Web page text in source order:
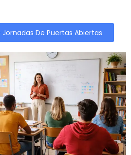
De Puertas Abiertas